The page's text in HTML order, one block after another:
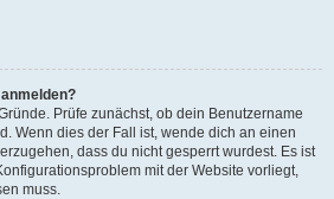
Prüfe zunächst, ob dein Benutzername
Wenn dies der Fall ist, wende dich an einen
dass du nicht gesperrt wurdest. Es ist
mit der Website vorliegt,
muss.